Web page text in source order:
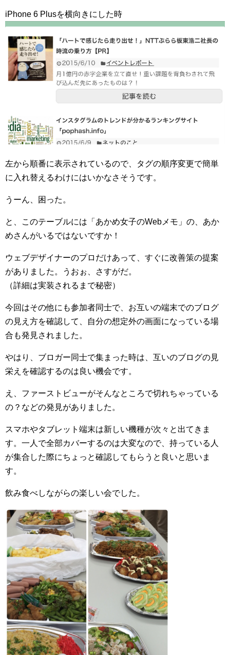
iPhone 6 Plusを横向きにした時
左から順番に表示されているので、タグの順序変更で簡単
に入れ替えるわけにはいかなさそうです。
うーん、困った。
と、このテーブルには「あかめ女子のWebメモ」の、あか
めさんがいるではないですか！
ウェブデザイナーのプロだけあって、すぐに改善策の提案
がありました。うおぉ、さすがだ。
（詳細は実装されるまで秘密）
今回はその他にも参加者同士で、お互いの端末でのブログ
の見え方を確認して、自分の想定外の画面になっている場
合も発見されました。
やはり、ブロガー同士で集まった時は、互いのブログの見
栄えを確認するのは良い機会です。
え、ファーストビューがそんなところで切れちゃっている
の？などの発見がありました。
スマホやタブレット端末は新しい機種が次々と出てきま
す。一人で全部カバーするのは大変なので、持っている人
が集合した際にちょっと確認してもらうと良いと思いま
す。
飲み食べしながらの楽しい会でした。